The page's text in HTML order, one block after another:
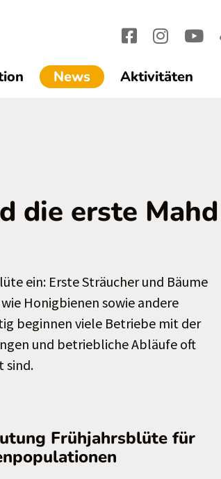
News(current)1
Aktivitäten
die erste Mahd
ein: Erste Sträucher und Bäume
Honigbienen sowie andere
beginnen viele Betriebe mit der
und betriebliche Abläufe oft
sind.
Frühjahrsblüte für